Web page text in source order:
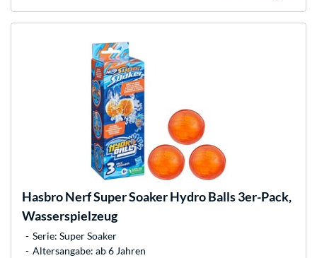
HasbroNerf Super Soaker Hydro Balls 3er-Pack,
Wasserspielzeug
Serie: Super Soaker
Altersangabe: ab 6 Jahren